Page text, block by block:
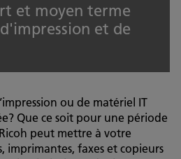
et moyen terme
et de
ou de matériel IT
Que ce soit pour une période
peut mettre à votre
imprimantes, faxes et copieurs